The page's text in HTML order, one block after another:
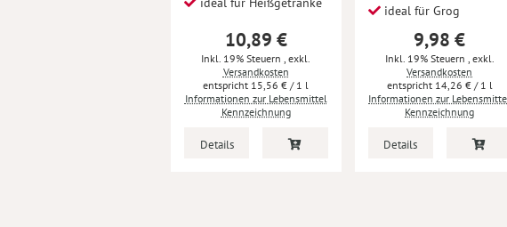
10,89 €
Inkl. 19% Steuern, exkl.
Versandkosten
15,56 € / 1 l
Informationen zur Lebensmittel
Kennzeichnung
Details
ideal für Grog
9,98 €
Inkl. 19% Steuern , exkl.
Versandkosten
14,26 €/ 1 l
Informationen zur
Kennzeichnung
Details